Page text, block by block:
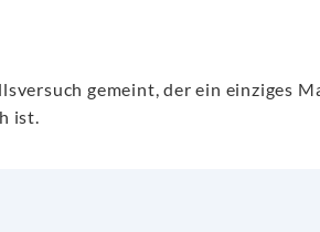
gemeint, der ein einziges
ist.